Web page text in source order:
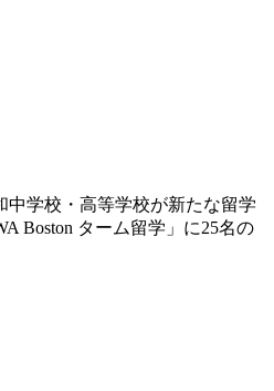
中学校・高等学校が新たな留学
Boston ターム留学」に25名の